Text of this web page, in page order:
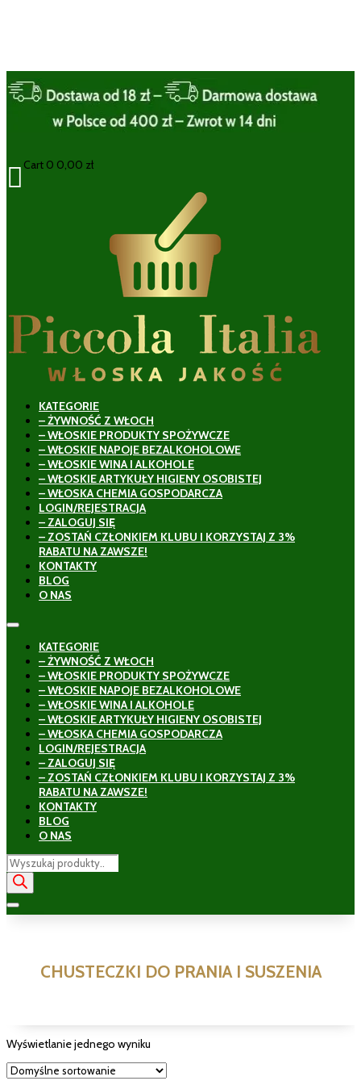
 Cart 0 0,00 zł
KATEGORIE
– ŻYWNOŚĆ Z WŁOCH
– WŁOSKIE PRODUKTY SPOŻYWCZE
– WŁOSKIE NAPOJE BEZALKOHOLOWE
– WŁOSKIE WINA I ALKOHOLE
– WŁOSKIE ARTYKUŁY HIGIENY OSOBISTEJ
– WŁOSKA CHEMIA GOSPODARCZA
LOGIN/REJESTRACJA
– ZALOGUJ SIĘ
– ZOSTAŃ CZŁONKIEM KLUBU I KORZYSTAJ Z 3%
RABATU NA ZAWSZE!
KONTAKTY
BLOG
O NAS
KATEGORIE
– ŻYWNOŚĆ Z WŁOCH
– WŁOSKIE PRODUKTY SPOŻYWCZE
– WŁOSKIE NAPOJE BEZALKOHOLOWE
– WŁOSKIE WINA I ALKOHOLE
– WŁOSKIE ARTYKUŁY HIGIENY OSOBISTEJ
– WŁOSKA CHEMIA GOSPODARCZA
LOGIN/REJESTRACJA
– ZALOGUJ SIĘ
– ZOSTAŃ CZŁONKIEM KLUBU I KORZYSTAJ Z 3%
RABATU NA ZAWSZE!
KONTAKTY
BLOG
O NAS
Wyszukiwarka
produktów
CHUSTECZKI DO PRANIA I SUSZENIA
Wyświetlanie jednego wyniku